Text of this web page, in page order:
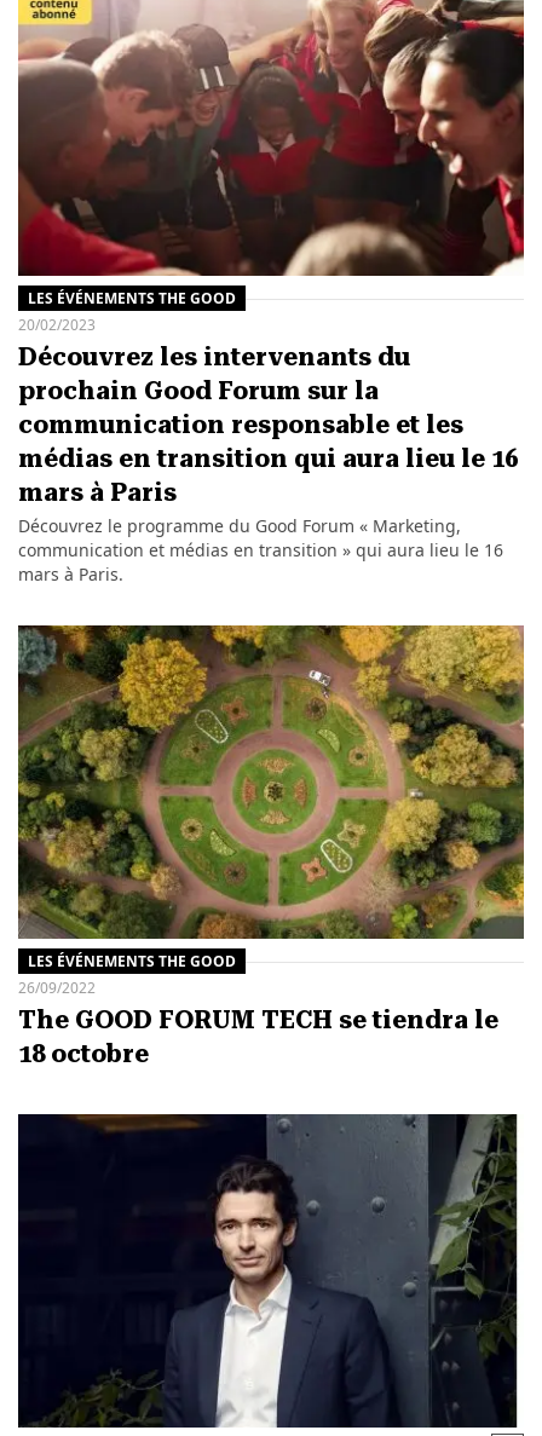
LES ÉVÉNEMENTS THE GOOD
20/02/2023
Découvrez les intervenants du
prochain Good Forum sur la
communication responsable et les
médias en transition qui aura lieu le 16
mars à Paris
Découvrez le programme du Good Forum « Marketing,
communication et médias en transition » qui aura lieu le 16
mars à Paris.
LES ÉVÉNEMENTS THE GOOD
26/09/2022
The GOOD FORUM TECH se tiendra le
18 octobre